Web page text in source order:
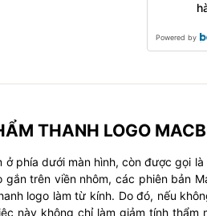
Powered by
THANH LOGO
ở phía dưới màn hình, còn được gọi
trên viền nhôm, các phiên bản
logo làm từ kính. Do đó, nếu
này không chỉ làm giảm tính